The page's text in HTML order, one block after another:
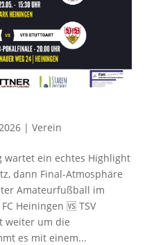
| Verein
wartet ein echtes Highlight
dann Final-Atmosphäre
Amateurfußball im
Heiningen 🆚 TSV
weiter um die
es mit einem...